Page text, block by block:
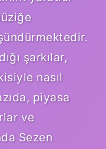
şarkılar,
nasıl
piyasa
ve
Sezen